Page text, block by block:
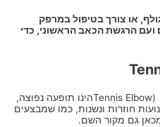
או צורך בטיפול במרפק
הרגשת הכאב הראשוני, כדי
מרפק טניס (המוכר גם בשמו האנגלי (Tennis Elbowהינו תופעה נפוצה,
חוזרות ונשנות, כמו שמבצעים
גם מקור השם.